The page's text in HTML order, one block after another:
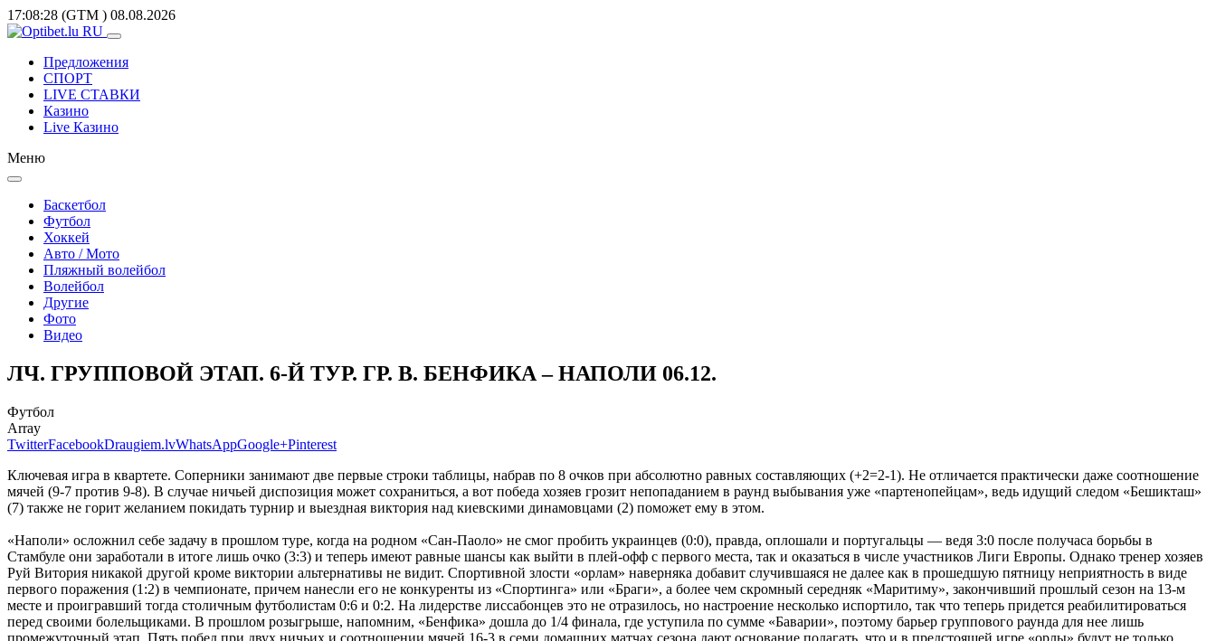
17:08:28 (GTM ) 08.08.2026
Предложения
СПОРТ
LIVE СТАВКИ
Казино
Live Казино
Меню
Баскетбол
Футбол
Хоккей
Авто / Мото
Пляжный волейбол
Волейбол
Другие
Фото
Видео
ЛЧ. ГРУППОВОЙ ЭТАП. 6-Й ТУР. ГР. В. БЕНФИКА – НАПОЛИ 06.12.
Футбол
Array
TwitterFacebookDraugiem.lvWhatsAppGoogle+Pinterest
Ключевая игра в квартете. Соперники занимают две первые строки таблицы, набрав по 8 очков при абсолютно равных составляющих (+2=2-1). Не отличается практически даже соотношение
мячей (9-7 против 9-8). В случае ничьей диспозиция может сохраниться, а вот победа хозяев грозит непопаданием в раунд выбывания уже «партенопейцам», ведь идущий следом «Бешикташ»
(7) также не горит желанием покидать турнир и выездная виктория над киевскими динамовцами (2) поможет ему в этом.
«Наполи» осложнил себе задачу в прошлом туре, когда на родном «Сан-Паоло» не смог пробить украинцев (0:0), правда, оплошали и португальцы — ведя 3:0 после получаса борьбы в
Стамбуле они заработали в итоге лишь очко (3:3) и теперь имеют равные шансы как выйти в плей-офф с первого места, так и оказаться в числе участников Лиги Европы. Однако тренер хозяев
Руй Витория никакой другой кроме виктории альтернативы не видит. Спортивной злости «орлам» наверняка добавит случившаяся не далее как в прошедшую пятницу неприятность в виде
первого поражения (1:2) в чемпионате, причем нанесли его не конкуренты из «Спортинга» или «Браги», а более чем скромный середняк «Маритиму», закончивший прошлый сезон на 13-м
месте и проигравший тогда столичным футболистам 0:6 и 0:2. На лидерстве лиссабонцев это не отразилось, но настроение несколько испортило, так что теперь придется реабилитироваться
перед своими болельщиками. В прошлом розыгрыше, напомним, «Бенфика» дошла до 1/4 финала, где уступила по сумме «Баварии», поэтому барьер группового раунда для нее лишь
промежуточный этап. Пять побед при двух ничьих и соотношении мячей 16-3 в семи домашних матчах сезона дают основание полагать, что и в предстоящей игре «орлы» будут не только